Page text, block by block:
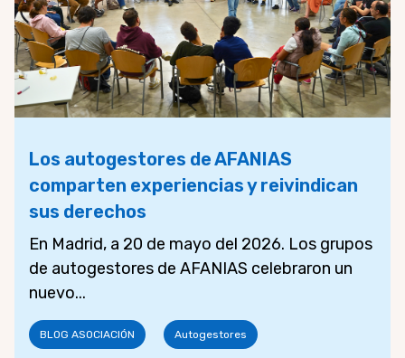
Los autogestores de AFANIAS
comparten experiencias y reivindican
sus derechos
En Madrid, a 20 de mayo del 2026. Los grupos
de autogestores de AFANIAS celebraron un
nuevo...
BLOG ASOCIACIÓN Autogestores